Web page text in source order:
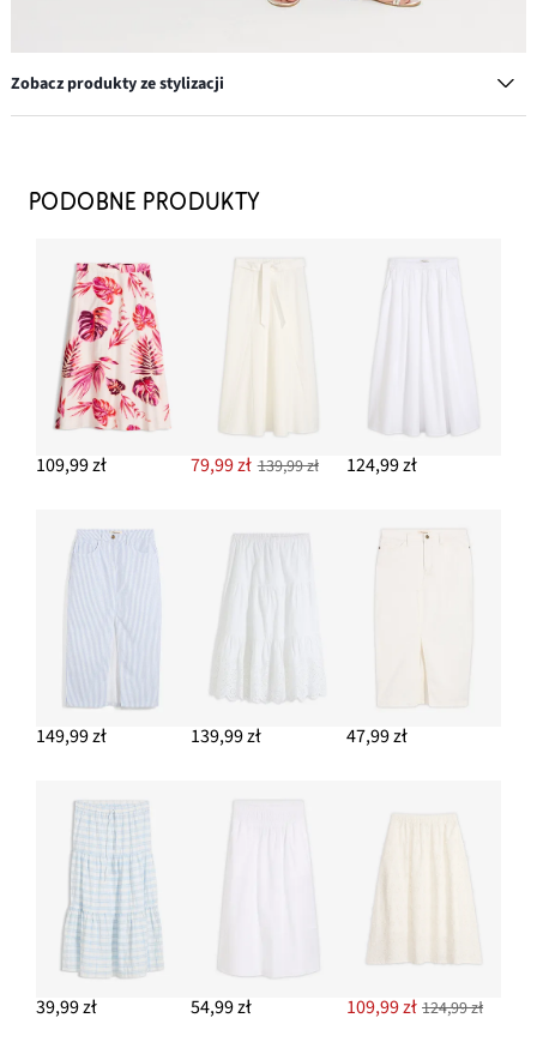
Zobacz produkty ze stylizacji
82,99 zł
Kurtka dżinsowa ze stretchem, basic
154,99 zł
DODAJ DO KOSZYKA
Kolczyki kółka
64,99 zł
54,99 zł -15%
PODOBNE PRODUKTY
109,99 zł 79,99 zł 139,99 zł 124,99 zł
149,99 zł 139,99 zł 47,99 zł
39,99 zł 54,99 zł 109,99 zł 124,99 zł